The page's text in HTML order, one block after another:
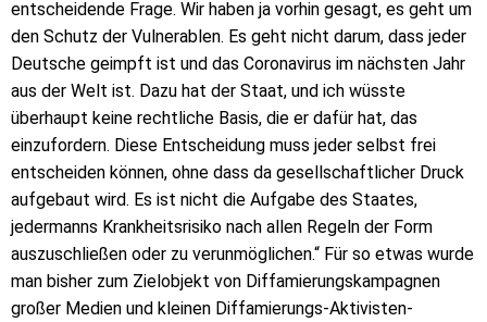
entscheidende Frage. Wir haben ja vorhin gesagt, es geht um
den Schutz der Vulnerablen. Es geht nicht darum, dass jeder
Deutsche geimpft ist und das Coronavirus im nächsten Jahr
aus der Welt ist. Dazu hat der Staat, und ich wüsste
überhaupt keine rechtliche Basis, die er dafür hat, das
einzufordern. Diese Entscheidung muss jeder selbst frei
entscheiden können, ohne dass da gesellschaftlicher Druck
aufgebaut wird. Es ist nicht die Aufgabe des Staates,
jedermanns Krankheitsrisiko nach allen Regeln der Form
auszuschließen oder zu verunmöglichen.“ Für so etwas wurde
man bisher zum Zielobjekt von Diffamierungskampagnen
großer Medien und kleinen Diffamierungs-Aktivisten-